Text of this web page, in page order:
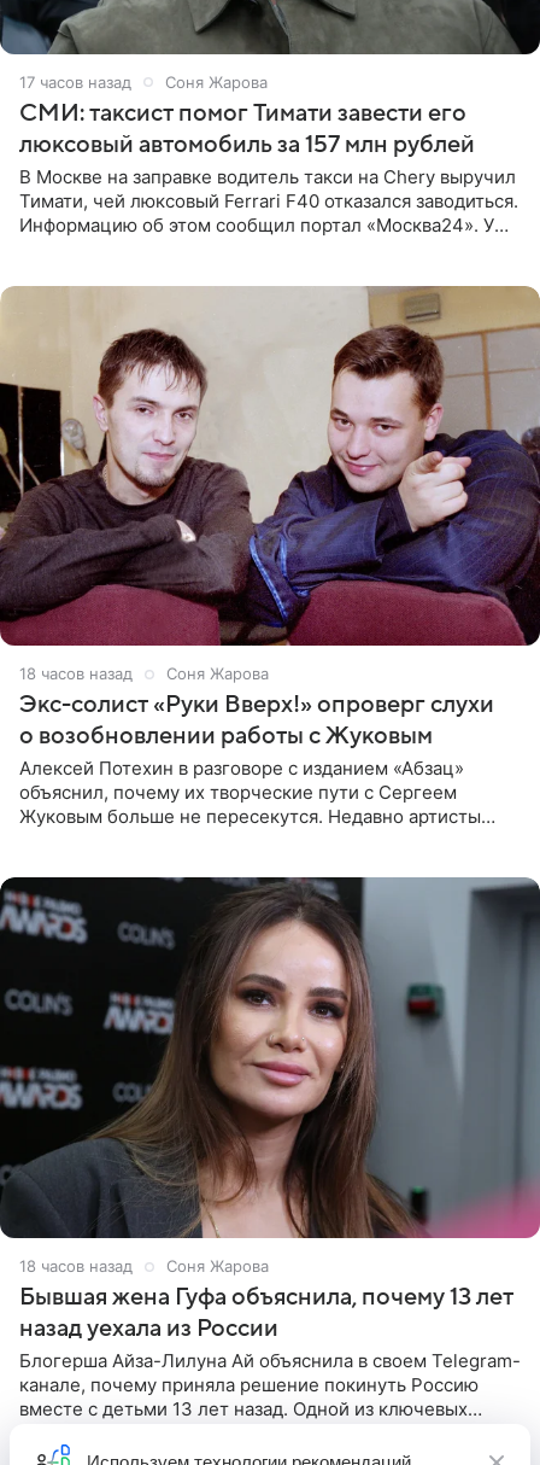
17 часов назад Соня Жарова
СМИ: таксист помог Тимати завести его
люксовый автомобиль за 157 млн рублей
В Москве на заправке водитель такси на Chery выручил
Тимати, чей люксовый Ferrari F40 отказался заводиться.
Информацию об этом сообщил портал «Москва24». У
18 часов назад Соня Жарова
Экс-солист «Руки Вверх!» опроверг слухи
о возобновлении работы с Жуковым
Алексей Потехин в разговоре с изданием «Абзац»
объяснил, почему их творческие пути с Сергеем
Жуковым больше не пересекутся. Недавно артисты
18 часов назад Соня Жарова
Бывшая жена Гуфа объяснила, почему 13 лет
назад уехала из России
Блогерша Айза-Лилуна Ай объяснила в своем Telegram-
канале, почему приняла решение покинуть Россию
вместе с детьми 13 лет назад. Одной из ключевых
старшего сына от